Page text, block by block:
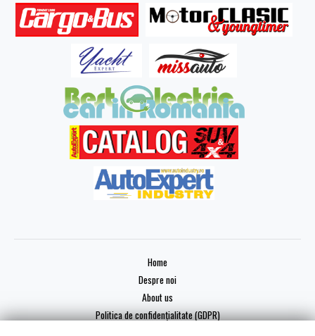
Home
Despre noi
About us
Politica de confidențialitate (GDPR)